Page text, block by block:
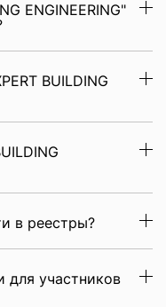
ENGINEERING"
BUILDING
в реестры?
для участников